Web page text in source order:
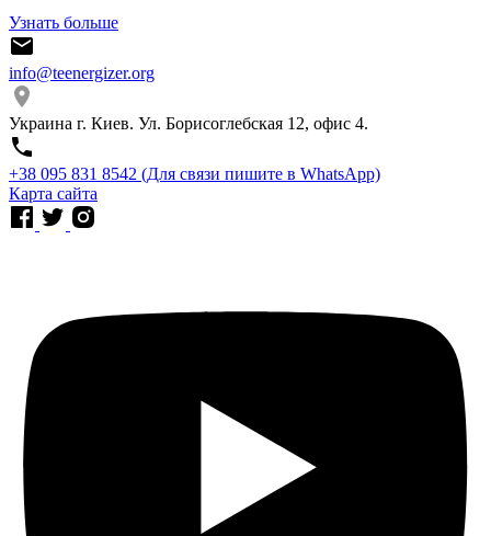
Узнать больше
info@teenergizer.org
Украина г. Киев. Ул. Борисоглебская 12, офис 4.
⁨+38 095 831 8542⁩ (Для связи пишите в WhatsApp)
Карта сайта